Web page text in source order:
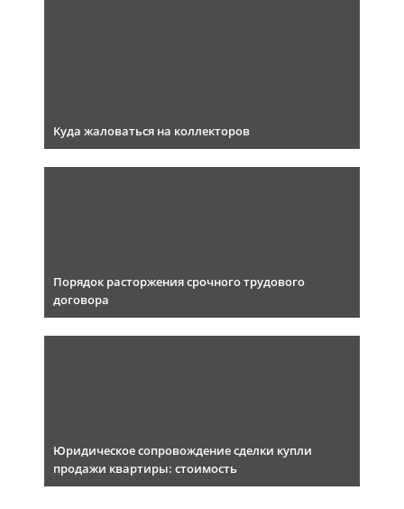
Куда жаловаться на коллекторов
Порядок расторжения срочного трудового
договора
Юридическое сопровождение сделки купли
продажи квартиры: стоимость